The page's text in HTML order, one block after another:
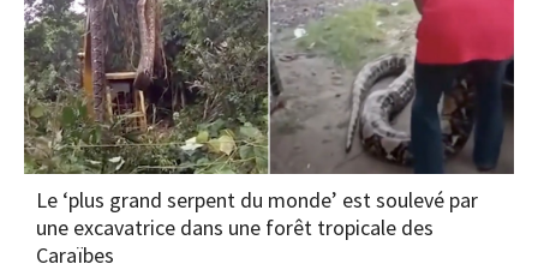
Le ‘plus grand serpent du monde’ est soulevé par
une excavatrice dans une forêt tropicale des
Caraïbes